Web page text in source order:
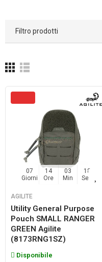
Filtro prodotti
07
Giorni
14
Ore
03
Min
17
Sec
AGILITE
Utility General Purpose
Pouch SMALL RANGER
GREEN Agilite
(8173RNG1SZ)
Disponibile